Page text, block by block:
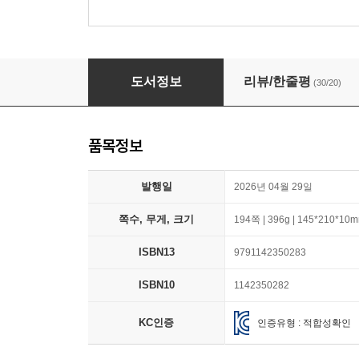
포켓몬 생태도감
도서정보 리뷰/한줄평 (30/20)
품목정보
발행일 2026년 04월 29일
쪽수, 무게, 크기 194쪽 | 396g |
ISBN13 9791142350283
ISBN10 1142350282
KC인증 인증유형 : 적합성확인